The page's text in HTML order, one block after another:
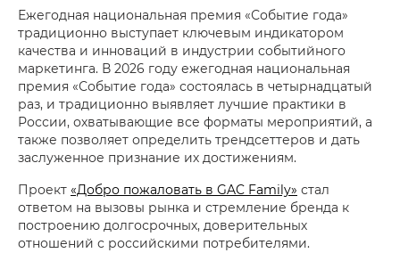
Ежегодная национальная премия «Событие года»
традиционно выступает ключевым индикатором
качества и инноваций в индустрии событийного
маркетинга. В 2026 году ежегодная национальная
премия «Событие года» состоялась в четырнадцатый
раз, и традиционно выявляет лучшие практики в
России, охватывающие все форматы мероприятий, а
также позволяет определить трендсеттеров и дать
заслуженное признание их достижениям.
Проект «Добро пожаловать в GAC Family» стал
ответом на вызовы рынка и стремление бренда к
построению долгосрочных, доверительных
отношений с российскими потребителями.